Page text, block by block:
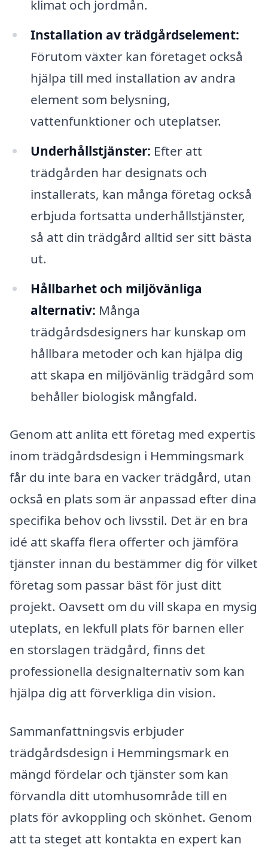
klimat och jordmån.
Installation av trädgårdselement:
Förutom växter kan företaget också
hjälpa till med installation av andra
element som belysning,
vattenfunktioner och uteplatser.
Underhållstjänster: Efter att
trädgården har designats och
installerats, kan många företag också
erbjuda fortsatta underhållstjänster,
så att din trädgård alltid ser sitt bästa
ut.
Hållbarhet och miljövänliga
alternativ: Många
trädgårdsdesigners har kunskap om
hållbara metoder och kan hjälpa dig
att skapa en miljövänlig trädgård som
behåller biologisk mångfald.
Genom att anlita ett företag med expertis
inom trädgårdsdesign i Hemmingsmark
får du inte bara en vacker trädgård, utan
också en plats som är anpassad efter dina
specifika behov och livsstil. Det är en bra
idé att skaffa flera offerter och jämföra
tjänster innan du bestämmer dig för vilket
företag som passar bäst för just ditt
projekt. Oavsett om du vill skapa en mysig
uteplats, en lekfull plats för barnen eller
en storslagen trädgård, finns det
professionella designalternativ som kan
hjälpa dig att förverkliga din vision.
Sammanfattningsvis erbjuder
trädgårdsdesign i Hemmingsmark en
mängd fördelar och tjänster som kan
förvandla ditt utomhusområde till en
plats för avkoppling och skönhet. Genom
att ta steget att kontakta en expert kan